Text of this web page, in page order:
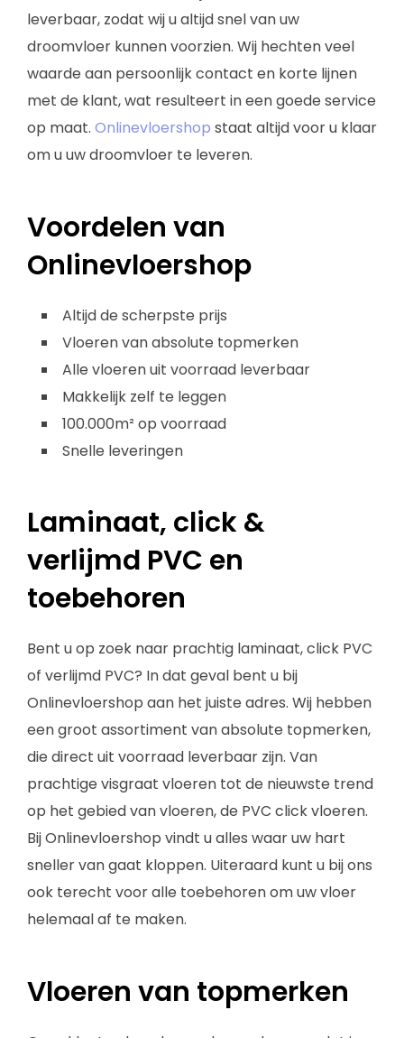
leverbaar, zodat wij u altijd snel van uw
droomvloer kunnen voorzien. Wij hechten veel
waarde aan persoonlijk contact en korte lijnen
met de klant, wat resulteert in een goede service
op maat. Onlinevloershop staat altijd voor u klaar
om u uw droomvloer te leveren.
Voordelen van
Onlinevloershop
Altijd de scherpste prijs
Vloeren van absolute topmerken
Alle vloeren uit voorraad leverbaar
Makkelijk zelf te leggen
100.000m² op voorraad
Snelle leveringen
Laminaat, click &
verlijmd PVC en
toebehoren
Bent u op zoek naar prachtig laminaat, click PVC
of verlijmd PVC? In dat geval bent u bij
Onlinevloershop aan het juiste adres. Wij hebben
een groot assortiment van absolute topmerken,
die direct uit voorraad leverbaar zijn. Van
prachtige visgraat vloeren tot de nieuwste trend
op het gebied van vloeren, de PVC click vloeren.
Bij Onlinevloershop vindt u alles waar uw hart
sneller van gaat kloppen. Uiteraard kunt u bij ons
ook terecht voor alle toebehoren om uw vloer
helemaal af te maken.
Vloeren van topmerken